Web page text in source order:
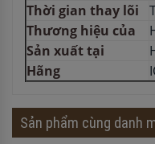
Thời gian thay lõi
Thương hiệu của
Sản xuất tại
Hãng
Sản phẩm cùng danh